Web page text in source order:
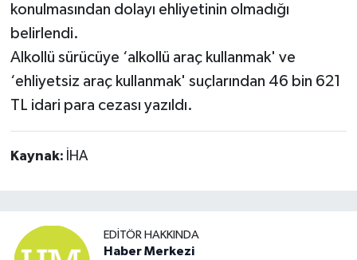
konulmasından dolayı ehliyetinin olmadığı
belirlendi.
Alkollü sürücüye ‘alkollü araç kullanmak' ve
‘ehliyetsiz araç kullanmak' suçlarından 46 bin 621
TL idari para cezası yazıldı.
Kaynak: İHA
EDITÖR HAKKINDA
Haber Merkezi